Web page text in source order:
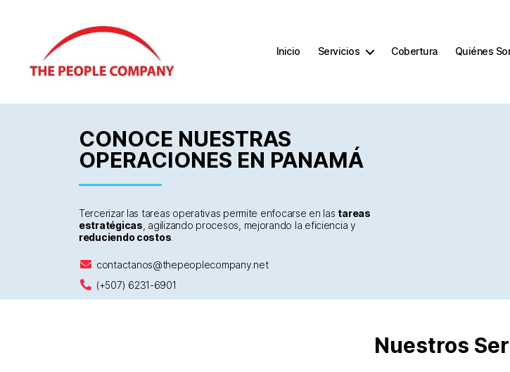
Inicio Servicios Cobertura Quiénes
CONOCE NUESTRAS
OPERACIONES EN PANAMÁ
Tercerizar las tareas operativas permite enfocarse en las tareas
estratégicas , agilizando procesos, mejorando la eficiencia y
reduciendo costos
contactanos@thepeoplecompany.net
(+507) 6231-6901
Nuestros